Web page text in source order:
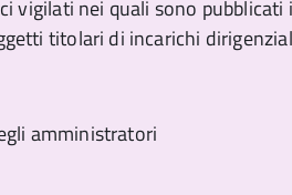
vigilati nei quali sono pubblicati
titolari di incarichi
amministratori